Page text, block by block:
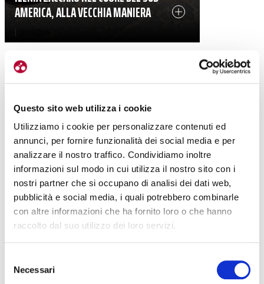
Questo sito web utilizza i cookie
Utilizziamo i cookie per personalizzare contenuti ed
annunci, per fornire funzionalità dei social media e per
analizzare il nostro traffico. Condividiamo inoltre
informazioni sul modo in cui utilizza il nostro sito con i
nostri partner che si occupano di analisi dei dati web,
pubblicità e social media, i quali potrebbero combinarle
con altre informazioni che ha fornito loro o che hanno
raccolto dal suo utilizzo dei loro servizi.
delNecessari
AMERICA, ALLA VECCHIA MANIERA
TUTTE LE CATEGORIE DEL MAGAZINE